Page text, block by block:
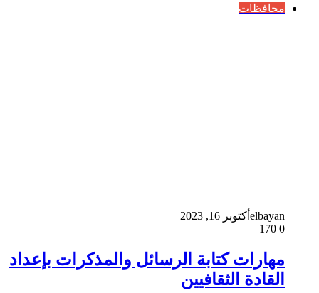
محافظات
elbayan أكتوبر 16, 2023
0
مهارات كتابة الرسائل والمذكرات بإعداد
القادة الثقافيين